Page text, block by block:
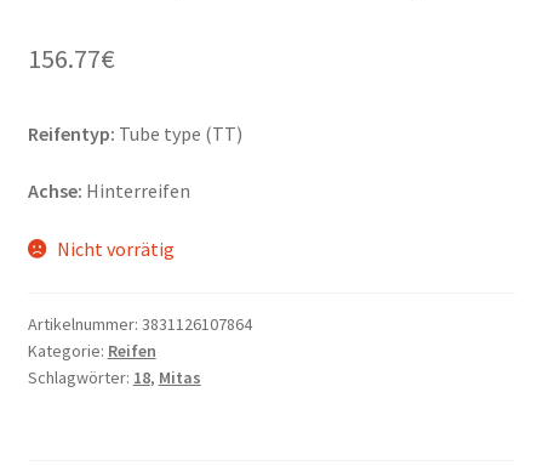
156.77€
Reifentyp: Tube type (TT)
Achse: Hinterreifen
Nicht vorrätig
Artikelnummer: 3831126107864
Kategorie: Reifen
Schlagwörter: 18, Mitas